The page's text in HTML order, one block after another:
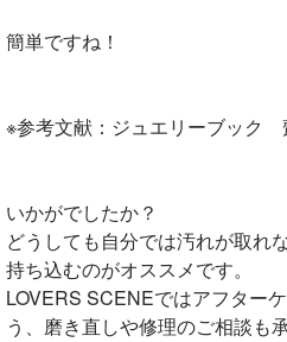
簡単ですね！
※参考文献：ジュエリーブッ
いかがでしたか？
どうしても自分では汚れが取れ
持ち込むのがオススメです。
LOVERS SCENEではアフター
う、磨き直しや修理のご相談も